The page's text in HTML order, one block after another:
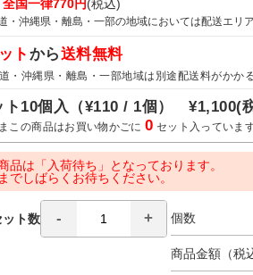
全国一律770円(税込)
・沖縄県・離島・一部の地域においては配送エリ
ト から送料無料
・沖縄県・離島・一部地域は別途配送料がかか
ト10個入（¥110 / 1個）¥1,100(
この商品はお買い物かごに0 セット入っていま
品は「入荷待ち」となっております。
でしばらくお待ちください。
ト数 個数
商品金額（税